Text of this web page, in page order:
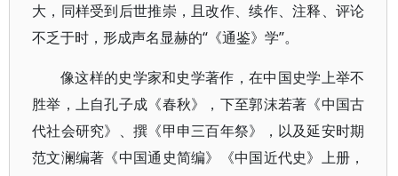
大，同样受到后世推崇，且改作、续作、注释、评论
不乏于时，形成声名显赫的“《通鉴》学”。
像这样的史学家和史学著作，在中国史学上举不
胜举，上自孔子成《春秋》，下至郭沫若著《中国古
代社会研究》、撰《甲申三百年祭》，以及延安时期
范文澜编著《中国通史简编》《中国近代史》上册，